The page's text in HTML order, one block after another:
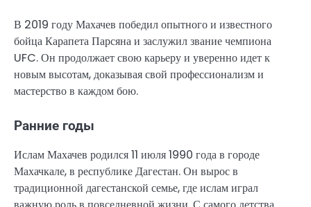
В 2019 году Махачев победил опытного и известного
бойца Карапета Парсяна и заслужил звание чемпиона
UFC. Он продолжает свою карьеру и уверенно идет к
новым высотам, доказывая свой профессионализм и
мастерство в каждом бою.
Ранние годы
Ислам Махачев родился 11 июля 1990 года в городе
Махачкале, в республике Дагестан. Он вырос в
традиционной дагестанской семье, где ислам играл